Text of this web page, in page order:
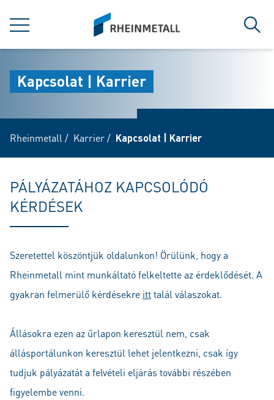
MENU
siteLogo
Kapcsolat | Karrier
Rheinmetall / Karrier/ Kapcsolat | Karrier
PÁLYÁZATÁHOZ KAPCSOLÓDÓ
KÉRDÉSEK
Szeretettel köszöntjük oldalunkon! Örülünk, hogy a
Rheinmetall mint munkáltató felkeltette az érdeklődését. A
gyakran felmerülő kérdésekre itttalál válaszokat.
Állásokra ezen az űrlapon keresztül nem, csak
állásportálunkon keresztül lehet jelentkezni, csak így
tudjuk pályázatát a felvételi eljárás további részében
figyelembe venni.